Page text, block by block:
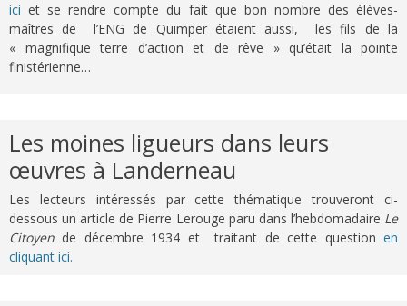
ici et se rendre compte du fait que bon nombre des élèves-
maîtres de l’ENG de Quimper étaient aussi, les fils de la
« magnifique terre d’action et de rêve » qu’était la pointe
finistérienne…
Les moines ligueurs dans leurs
œuvres à Landerneau
Les lecteurs intéressés par cette thématique trouveront ci-
dessous un article de Pierre Lerouge paru dans l’hebdomadaire Le
Citoyen de décembre 1934 et traitant de cette questionen
cliquant ici.